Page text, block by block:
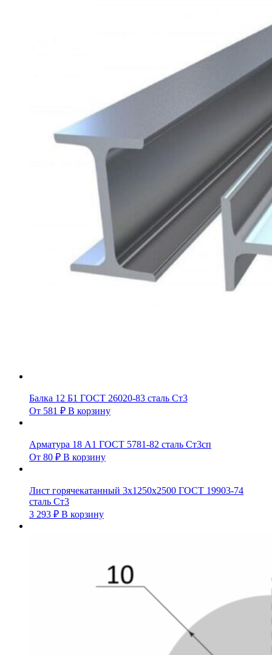
Балка 12 Б1 ГОСТ 26020-83 сталь Ст3
От 581 ₽ В корзину
Арматура 18 А1 ГОСТ 5781-82 сталь Ст3сп
От 80 ₽ В корзину
Лист горячекатанный 3х1250х2500 ГОСТ 19903-74
сталь Ст3
3 293 ₽ В корзину